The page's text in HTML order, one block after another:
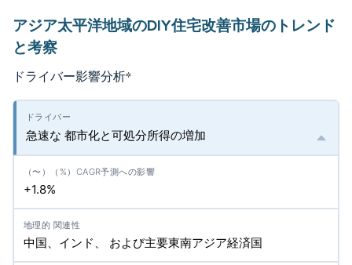
アジア太平洋地域のDIY住宅改善市場のトレンド
と考察
ドライバー影響分析*
急速な 都市化と可処分所得の増加
+1.8%
中国、インド、 および主要東南アジア経済国